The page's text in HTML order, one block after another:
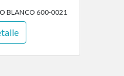
BLANCO 600-0021